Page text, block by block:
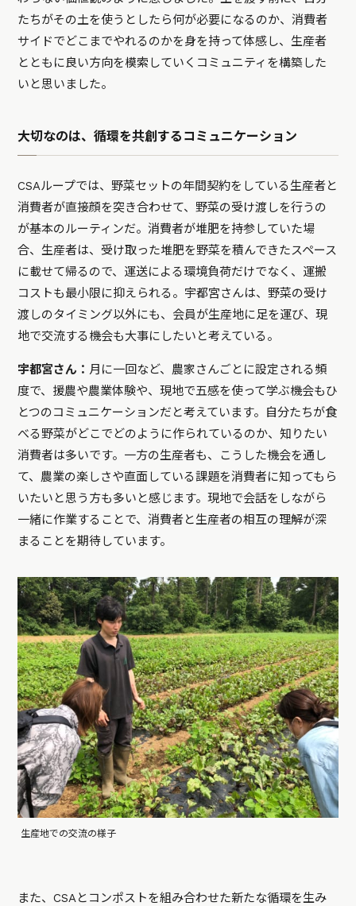
たちがその土を使うとしたら何が必要になるのか、消費者
サイドでどこまでやれるのかを身を持って体感し、生産者
とともに良い方向を模索していくコミュニティを構築した
いと思いました。
大切なのは、循環を共創するコミュニケーション
CSAループでは、野菜セットの年間契約をしている生産者と
消費者が直接顔を突き合わせて、野菜の受け渡しを行うの
が基本のルーティンだ。消費者が堆肥を持参していた場
合、生産者は、受け取った堆肥を野菜を積んできたスペース
に載せて帰るので、運送による環境負荷だけでなく、運搬
コストも最小限に抑えられる。宇都宮さんは、野菜の受け
渡しのタイミング以外にも、会員が生産地に足を運び、現
地で交流する機会も大事にしたいと考えている。
宇都宮さん： 月に一回など、農家さんごとに設定される頻
度で、援農や農業体験や、現地で五感を使って学ぶ機会もひ
とつのコミュニケーションだと考えています。自分たちが食
べる野菜がどこでどのように作られているのか、知りたい
消費者は多いです。一方の生産者も、こうした機会を通し
て、農業の楽しさや直面している課題を消費者に知ってもら
いたいと思う方も多いと感じます。現地で会話をしながら
一緒に作業することで、消費者と生産者の相互の理解が深
まることを期待しています。
生産地での交流の様子
また、CSAとコンポストを組み合わせた新たな循環を生み